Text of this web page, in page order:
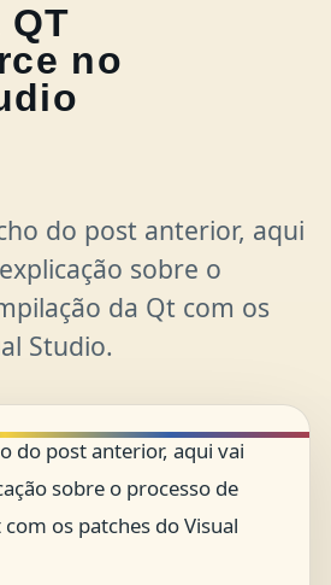
QT
no
do post anterior, aqui
sobre o
da Qt com os
Studio.
do post anterior, aqui vai
sobre o processo de
os patches do Visual